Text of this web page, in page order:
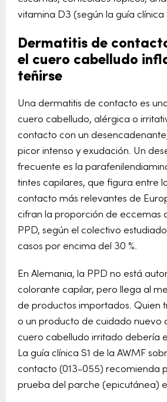
vitamina D3 (según la guía clínica
Dermatitis de
el cuero cabelludo
teñirse
Una dermatitis de contacto es
cuero cabelludo, alérgica o
contacto con un
picor intenso y exudación. Un
frecuente es la
tintes capilares, que figura entre
contacto más relevantes de
cifran la proporción de eccemas
PPD, según el colectivo
casos por encima del 30 %.
En Alemania, la PPD no está
colorante capilar, pero llega al
de productos importados. Quien
o un producto de cuidado nuevo
cuero cabelludo irritado debería
La guía clínica S1 de la AWMF
contacto (013-055) recomienda
prueba del parche (epicutánea)